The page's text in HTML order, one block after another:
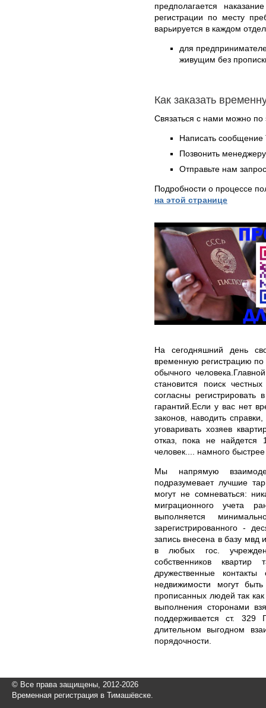
предполагается
регистрации по месту
варьируется в каждом
для
живущим без
Как заказать
Связаться с нами можно по
Написать
Позвонить
Отправьте нам
Подробности о процессе
на этой странице
На сегодняшний день
временную регистрацию
обычного
становится поиск
согласны
гарантий.Если у вас нет
законов, наводить
уговаривать хозяев
отказ, пока не найдется
человек.... намного
Мы напрямую
подразумевает лучшие
могут не сомневаться:
миграционного учета
выполняется
зарегистрированного -
запись внесена в базу мвд
в любых гос.
собственников квартир
дружественные
недвижимости могут
прописанных людей так
выполнения сторонами
поддерживается ст.
длительном выгодном
порядочности.
© Все права защищены, 2012-2026
Временная регистрация в Тимашёвске.